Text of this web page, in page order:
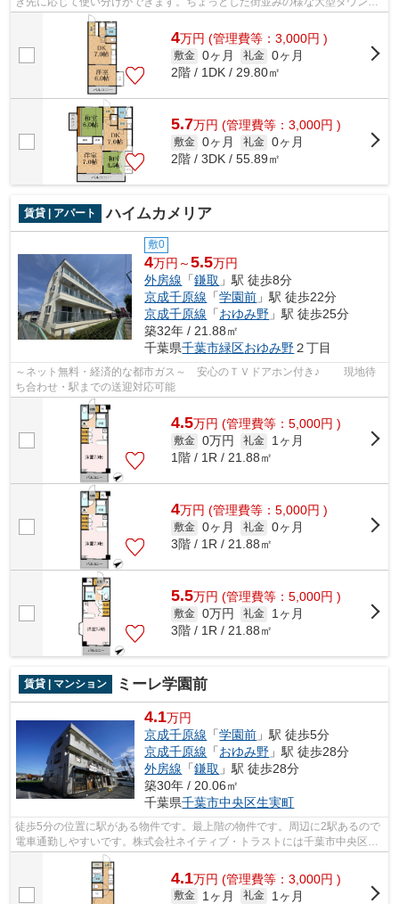
の物件になります。株式会社ネイティブ...
4万円 (管理費等：3,000円 )
敷金 0ヶ月 礼金 0ヶ月
2階 / 1DK / 29.80㎡
5.7万円 (管理費等：3,000円 )
敷金 0ヶ月 礼金 0ヶ月
2階 / 3DK / 55.89㎡
賃貸 | アパート ハイムカメリア
敷0
4万円～5.5万円
外房線 「鎌取 」駅 徒歩8分
京成千原線 「学園前 」駅 徒歩22分
京成千原線 「おゆみ野 」駅 徒歩25分
築32年 / 21.88㎡
千葉県千葉市緑区おゆみ野２丁目
～ネット無料・経済的な都市ガス～ 安心のＴＶドアホン付き♪ 現地待
ち合わせ・駅までの送迎対応可能
4.5万円 (管理費等：5,000円 )
敷金 0万円 礼金
1ヶ月
1階 / 1R / 21.88㎡
4万円 (管理費等：5,000円 )
敷金 0ヶ月 礼金 0ヶ月
3階 / 1R / 21.88㎡
5.5万円 (管理費等：5,000円 )
敷金 0万円 礼金
1ヶ月
3階 / 1R / 21.88㎡
賃貸 | マンション ミーレ学園前
4.1万円
京成千原線 「学園前 」駅 徒歩5分
京成千原線 「おゆみ野 」駅 徒歩28分
外房線 「鎌取 」駅 徒歩28分
築30年 / 20.06㎡
千葉県千葉市中央区生実町
徒歩5分の位置に駅がある物件です。最上階の物件です。周辺に2駅あるので
電車通勤しやすいです。株式会社ネイティブ・トラストには千葉市中央区エ
リアの賃貸情報がございます。ご質問...
4.1万円 (管理費等：3,000円 )
敷金 1ヶ月 礼金
1ヶ月